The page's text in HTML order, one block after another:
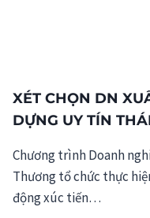
XÉT CHỌN DN
DỰNG UY TÍN
Chương trình Doanh
Thương tổ chức thực
động xúc tiến…